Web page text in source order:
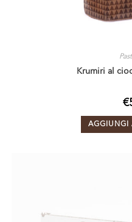
Krumiri al
€
AGGIUNGI